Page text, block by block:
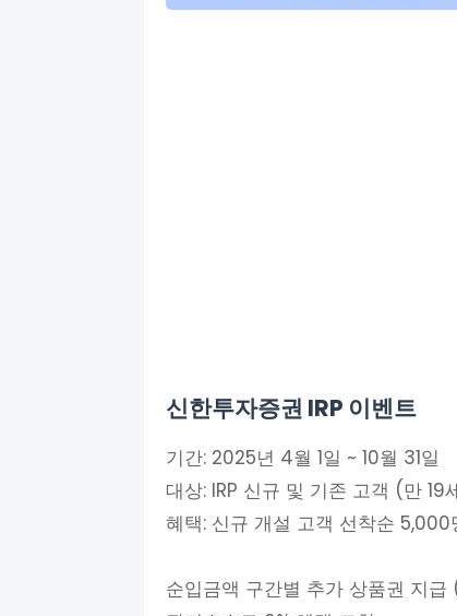
신한투자증권 IRP 이벤트
기간: 2025년 4월 1일 ~ 10월 31일
대상: IRP 신규 및 기존 고객 (만 19
혜택: 신규 개설 고객 선착순
순입금액 구간별 추가 상품권 지